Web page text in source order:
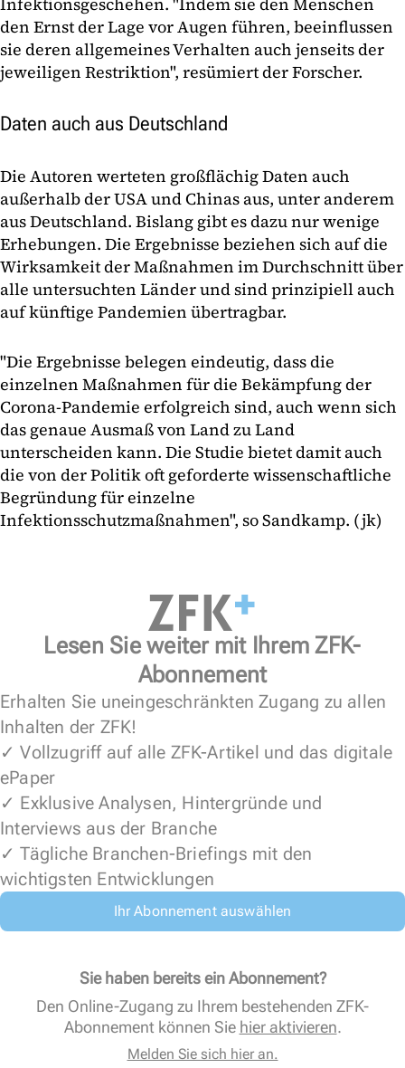
den Ernst der Lage vor Augen führen, beeinflussen
sie deren allgemeines Verhalten auch jenseits der
jeweiligen Restriktion", resümiert der Forscher.
Daten auch aus Deutschland
Die Autoren werteten großflächig Daten auch
außerhalb der USA und Chinas aus, unter anderem
aus Deutschland. Bislang gibt es dazu nur wenige
Erhebungen. Die Ergebnisse beziehen sich auf die
Wirksamkeit der Maßnahmen im Durchschnitt über
alle untersuchten Länder und sind prinzipiell auch
auf künftige Pandemien übertragbar.
"Die Ergebnisse belegen eindeutig, dass die
einzelnen Maßnahmen für die Bekämpfung der
Corona-Pandemie erfolgreich sind, auch wenn sich
das genaue Ausmaß von Land zu Land
unterscheiden kann. Die Studie bietet damit auch
die von der Politik oft geforderte wissenschaftliche
Begründung für einzelne
Infektionsschutzmaßnahmen", so Sandkamp. (jk)
Lesen Sie weiter mit Ihrem ZFK-
Abonnement
Erhalten Sie uneingeschränkten Zugang zu allen
Inhalten der ZFK!
✓ Vollzugriff auf alle ZFK-Artikel und das digitale
ePaper
✓ Exklusive Analysen, Hintergründe und
Interviews aus der Branche
✓ Tägliche Branchen-Briefings mit den
wichtigsten Entwicklungen
Ihr Abonnement auswählen
Sie haben bereits ein Abonnement?
Den Online-Zugang zu Ihrem bestehenden ZFK-
Abonnement können Sie hier aktivieren.
Melden Sie sich hier an.